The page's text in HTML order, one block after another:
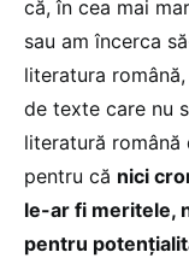
că, în cea mai
sau am încerca
literatura
de texte care nu
literatură română
pentru că nici
le-ar fi meritele,
pentru